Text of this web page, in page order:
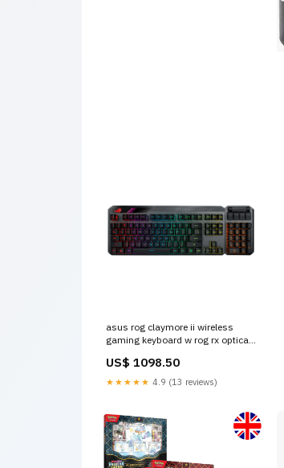
asus rog claymore ii wireless
gaming keyboard w rog rx optical
Titel:Default Title
US$ 1098.50
★★★★★ 4.9 (13 reviews)